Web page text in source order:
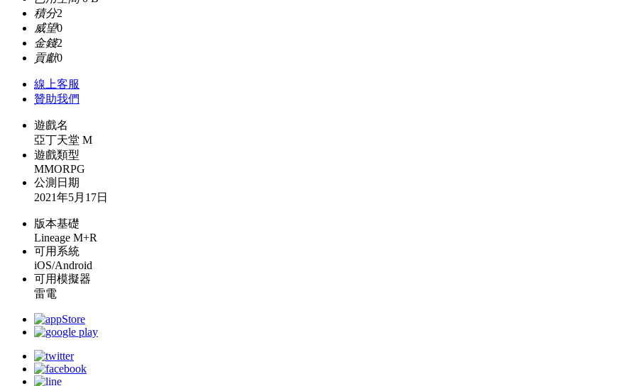
積分2
威望0
金錢2
貢獻0
線上客服
贊助我們
遊戲名
亞丁天堂 M
遊戲類型
MMORPG
公測日期
2021年5月17日
版本基礎
Lineage M+R
可用系統
iOS/Android
可用模擬器
雷電